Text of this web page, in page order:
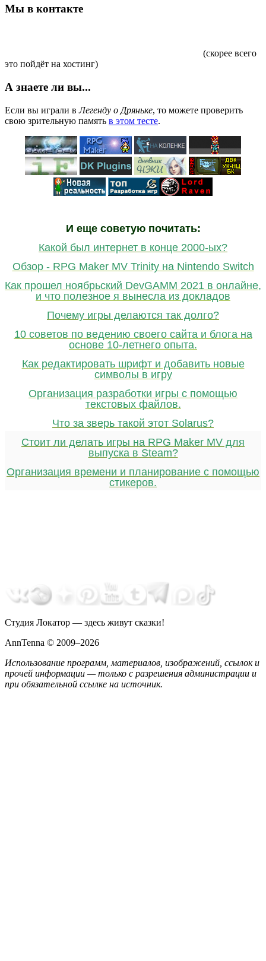
Мы в контакте
(скорее всего
это пойдёт на хостинг)
А знаете ли вы...
Если вы играли вЛегенду о Дряньке, то можете проверить
свою зрительную память в этом тесте.
И еще советую почитать:
Какой был интернет в конце 2000-ых?
Обзор - RPG Maker MV Trinity на Nintendo Switch
Как прошел ноябрьский DevGAMM 2021 в онлайне,
и что полезное я вынесла из докладов
Почему игры делаются так долго?
10 советов по ведению своего сайта и блога на
основе 10-летнего опыта.
Как редактировать шрифт и добавить новые
символы в игру
Организация разработки игры с помощью
текстовых файлов.
Что за зверь такой этот Solarus?
Стоит ли делать игры на RPG Maker MV для
выпуска в Steam?
Организация времени и планирование с помощью
стикеров.
Студия Локатор — здесь живут сказки!
AnnTenna © 2009–2026
Использование программ, материалов, изображений, ссылок и
прочей информации — только с разрешения администрации и
при обязательной ссылке на источник.